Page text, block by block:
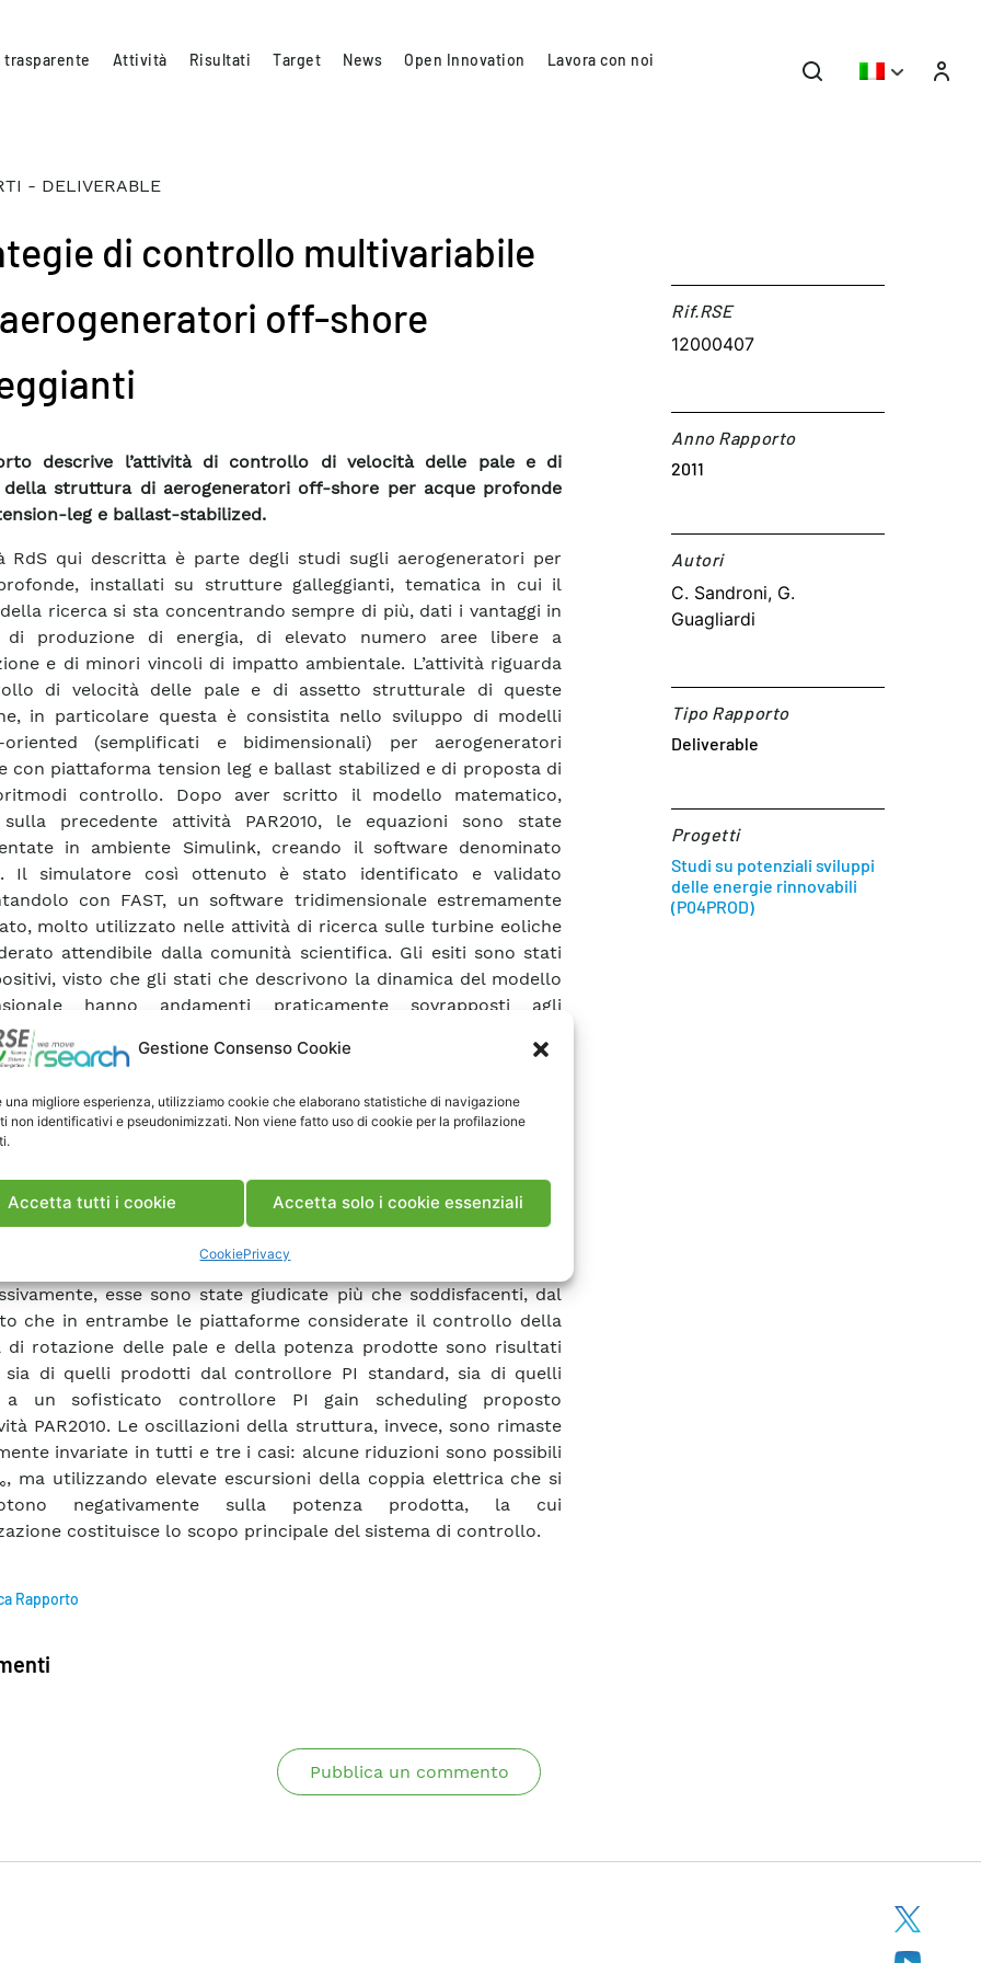
Gestione Consenso Cookie
una migliore esperienza, utilizziamo cookie che elaborano statistiche di navigazione
non identificativi e pseudonimizzati. Non viene fatto uso di cookie per la profilazione
Accetta tutti i cookie Accetta solo i cookie essenziali
CookiePrivacy
trasparente Attività Risultati Target News Open Innovation Lavora con noi
- DELIVERABLE
di controllo multivariabile
off-shore
descrive l’attività di controllo di velocità delle pale e di
della struttura di aerogeneratori off-shore per acque profonde
leg e ballast-stabilized.
RdS qui descritta è parte degli studi sugli aerogeneratori per
installati su strutture galleggianti, tematica in cui il
ricerca si sta concentrando sempre di più, dati i vantaggi in
di produzione di energia, di elevato numero aree libere a
e di minori vincoli di impatto ambientale. L’attività riguarda
di velocità delle pale e di assetto strutturale di queste
in particolare questa è consistita nello sviluppo di modelli
oriented (semplificati e bidimensionali) per aerogeneratori
con piattaforma tension leg e ballast stabilized e di proposta di
controllo. Dopo aver scritto il modello matematico,
sulla precedente attività PAR2010, le equazioni sono state
in ambiente Simulink, creando il software denominato
Il simulatore così ottenuto è stato identificato e validato
con FAST, un software tridimensionale estremamente
molto utilizzato nelle attività di ricerca sulle turbine eoliche
attendibile dalla comunità scientifica. Gli esiti sono stati
visto che gli stati che descrivono la dinamica del modello
hanno andamenti praticamente sovrapposti agli
del modello 3D. Nel seguito si è proceduto alla sintesi di
di controllo atti a controllare la potenza prodotta, la velocità di
importanza, per dare effettivamente valore alla modellistica
realizzata nella prima parte, è consistito nelverificare che i
differenze, le medesime prestazioni anche sul modello
FAST. Ciò è risultato vero sia per il controllore classico PI, sia
∞
alla valutazione delle prestazioni del controllore H
esse sono state giudicate più che soddisfacenti, dal
che in entrambe le piattaforme considerate il controllo della
di rotazione delle pale e della potenza prodotte sono risultati
sia di quelli prodotti dal controllore PI standard, sia di quelli
a un sofisticato controllore PI gain scheduling proposto
PAR2010. Le oscillazioni della struttura, invece, sono rimaste
invariate in tutti e tre i casi: alcune riduzioni sono possibili
, ma utilizzando elevate escursioni della coppia elettrica che si
negativamente sulla potenza prodotta, la cui
costituisce lo scopo principale del sistema di controllo.
Rapporto
Rif.RSE​
12000407
Anno Rapporto
2011
Autori​
C. Sandroni, G.
Guagliardi
Tipo Rapporto
Deliverable
Progetti
Studi su potenziali sviluppi
delle energie rinnovabili
(P04PROD)
Pubblica un commento